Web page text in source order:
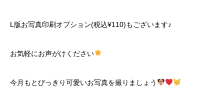
L 版お写真印刷オプション(税込¥110)もございます♪
お気軽にお声がけください
今月もとびっきり可愛いお写真を撮りましょう